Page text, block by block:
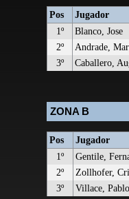
Pos
Jugador
1º
Blanco, Jose
2º
Andrade,
3º
Caballero,
ZONA B
Pos
Jugador
1º
Gentile,
2º
Zollhofer,
3º
Villace, Pablo